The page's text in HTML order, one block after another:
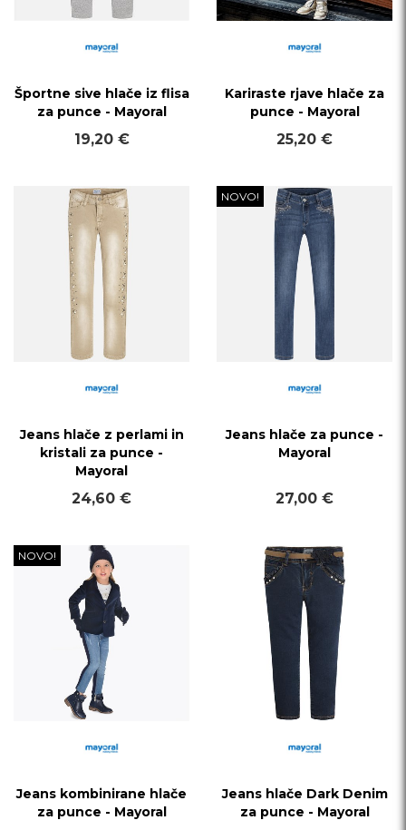
Športne sive hlače iz flisa
za punce - Mayoral
19,20 €
Kariraste rjave hlače za
punce - Mayoral
25,20 €
Jeans hlače z perlami in
kristali za punce -
Mayoral
24,60 €
NOVO!
Jeans hlače za punce -
Mayoral
27,00 €
NOVO!
Jeans kombinirane hlače
za punce - Mayoral
Jeans hlače Dark Denim
za punce - Mayoral